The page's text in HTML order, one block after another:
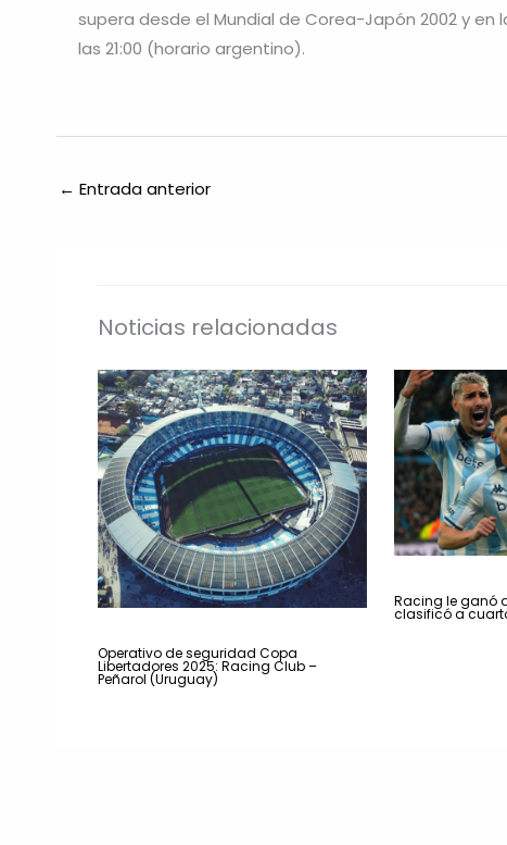
supera desde el Mundial de Corea-Japón 2002 y en
las 21:00 (horario argentino).
← Entrada anterior
Noticias relacionadas
Operativo de seguridad Copa
Libertadores 2025: Racing Club –
Peñarol (Uruguay)
Racing le ganó
clasificó a